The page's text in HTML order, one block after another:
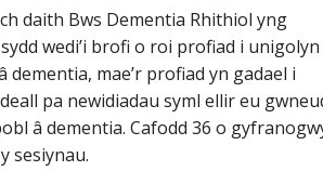
daith Bws Dementia Rhithiol yng
wedi’i brofi o roi profiad i unigolyn
dementia, mae’r profiad yn gadael i
pa newidiadau syml ellir eu
â dementia. Cafodd 36 o
sesiynau.